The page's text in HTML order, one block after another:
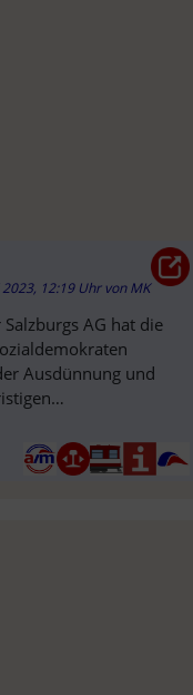
2023, 12:19 Uhr vonMK
AG hat die
Ausdünnung und